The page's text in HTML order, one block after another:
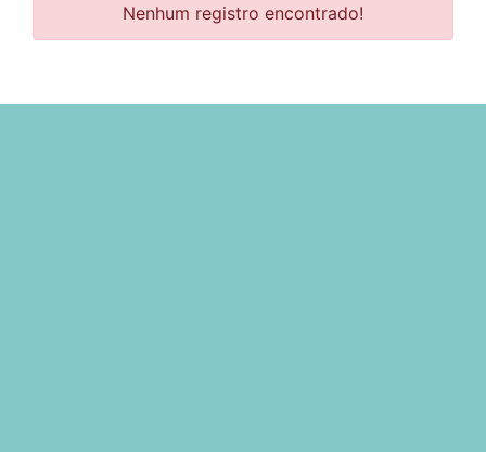
Nenhum registro encontrado!